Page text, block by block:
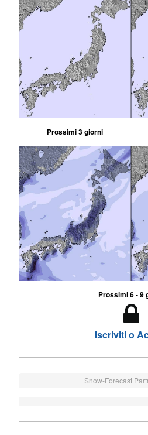
Prossimi 3 giorni
Prossimi 6 - 9
Iscriviti o
Snow-Forecast